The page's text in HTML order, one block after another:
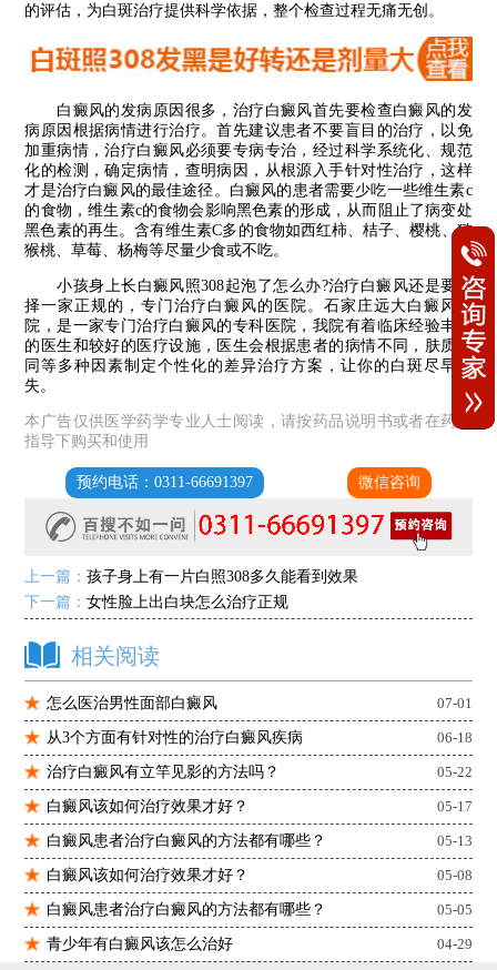
的评估，为白斑治疗提供科学依据，整个检查过程无痛无创。
白癜风的发病原因很多，治疗白癜风首先要检查白癜风的发
病原因根据病情进行治疗。首先建议患者不要盲目的治疗，以免
加重病情，治疗白癜风必须要专病专治，经过科学系统化、规范
化的检测，确定病情，查明病因，从根源入手针对性治疗，这样
才是治疗白癜风的最佳途径。白癜风的患者需要少吃一些维生素c
的食物，维生素c的食物会影响黑色素的形成，从而阻止了病变处
黑色素的再生。含有维生素C多的食物如西红柿、桔子、樱桃、猕
猴桃、草莓、杨梅等尽量少食或不吃。
小孩身上长白癜风照308起泡了怎么办?治疗白癜风还是要选
择一家正规的，专门治疗白癜风的医院。石家庄远大白癜风医
院，是一家专门治疗白癜风的专科医院，我院有着临床经验丰富
的医生和较好的医疗设施，医生会根据患者的病情不同，肤质不
同等多种因素制定个性化的差异治疗方案，让你的白斑尽早消
失。
本广告仅供医学药学专业人士阅读，请按药品说明书或者在药师
指导下购买和使用
预约电话：0311-66691397 微信咨询
上一篇：孩子身上有一片白照308多久能看到效果
下一篇：女性脸上出白块怎么治疗正规
相关阅读
怎么医治男性面部白癜风 07-01
从3个方面有针对性的治疗白癜风疾病 06-18
治疗白癜风有立竿见影的方法吗？ 05-22
白癜风该如何治疗效果才好？ 05-17
白癜风患者治疗白癜风的方法都有哪些？ 05-13
白癜风该如何治疗效果才好？ 05-08
白癜风患者治疗白癜风的方法都有哪些？ 05-05
青少年有白癜风该怎么治好 04-29